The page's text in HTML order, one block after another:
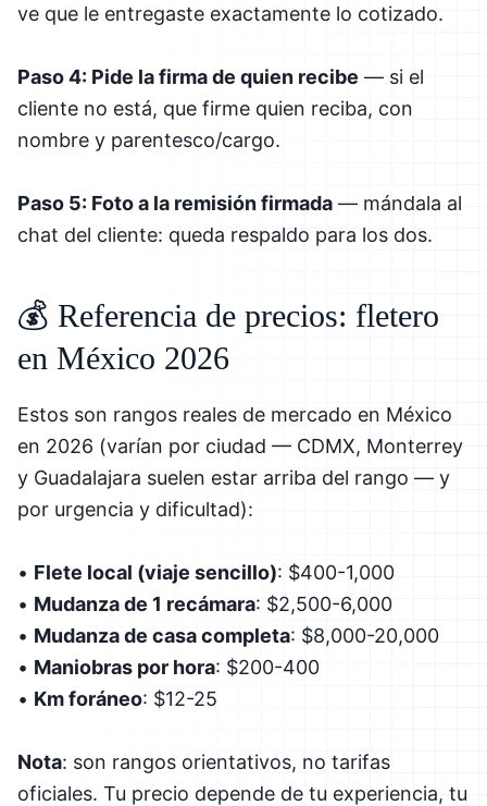
ve que le entregaste exactamente lo cotizado.
Paso 4: Pide la firma de quien recibe — si el
cliente no está, que firme quien reciba, con
nombre y parentesco/cargo.
Paso 5: Foto a la remisión firmada — mándala al
chat del cliente: queda respaldo para los dos.
💰 Referencia de precios: fletero
en México 2026
Estos son rangos reales de mercado en México
en 2026 (varían por ciudad — CDMX, Monterrey
y Guadalajara suelen estar arriba del rango — y
por urgencia y dificultad):
• Flete local (viaje sencillo): $400-1,000
• Mudanza de 1 recámara: $2,500-6,000
• Mudanza de casa completa: $8,000-20,000
• Maniobras por hora: $200-400
• Km foráneo: $12-25
Nota: son rangos orientativos, no tarifas
oficiales. Tu precio depende de tu experiencia, tu